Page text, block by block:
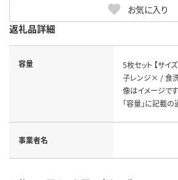
お気に入り
返礼品詳細
容量
5枚セット 【サ
子レンジ× / 食
像はイメージで
「容量」に記載の
事業者名